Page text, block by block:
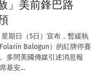
」美前鋒巴路
期日（5日）宣布，暫緩執
Balogun）的紅牌停賽
多間美國傳媒引述消息報
基安…